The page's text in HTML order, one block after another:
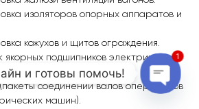
изоляторов опорных аппаратов и
кожухов и щитов ограждения.
подшипников электрических
соединений валов операторов
машин).
и готовы помочь!
1